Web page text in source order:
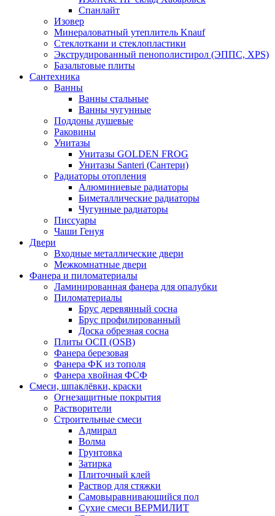
Спанлайт
Изовер
Минераловатный утеплитель Knauf
Стеклоткани и стеклопластики
Экструдированный пенополистирол (ЭППС, XPS)
Базальтовые плиты
Сантехника
Ванны
Ванны стальные
Ванны чугунные
Поддоны душевые
Раковины
Унитазы
Унитазы GOLDEN FROG
Унитазы Santeri (Сантери)
Радиаторы отопления
Алюминиевые радиаторы
Биметаллические радиаторы
Чугунные радиаторы
Писсуары
Чаши Генуя
Двери
Входные металлические двери
Межкомнатные двери
Фанера и пиломатериалы
Ламинированная фанера для опалубки
Пиломатериалы
Брус деревянный сосна
Брус профилированный
Доска обрезная сосна
Плиты ОСП (OSB)
Фанера березовая
Фанера ФК из тополя
Фанера хвойная ФСФ
Смеси, шпаклёвки, краски
Огнезащитные покрытия
Растворители
Строительные смеси
Адмирал
Волма
Грунтовка
Затирка
Плиточный клей
Раствор для стяжки
Самовыравнивающийся пол
Сухие смеси ВЕРМИЛИТ